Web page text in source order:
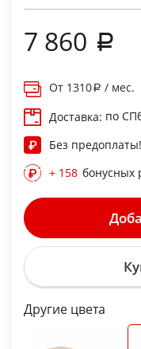
7 860
От 1310
/ мес.
Доставка: по
Без предоплаты!
+ 158 бонусных
Другие цвета